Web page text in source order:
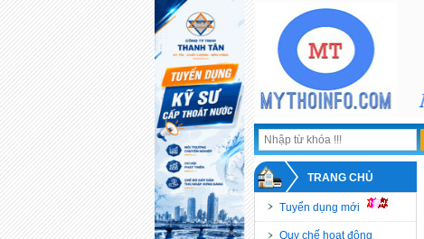
TRANG CHỦ
Tuyển dụng mới
Quy chế hoạt động